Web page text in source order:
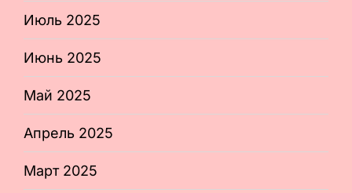
Июль 2025
Июнь 2025
Май 2025
Апрель 2025
Март 2025